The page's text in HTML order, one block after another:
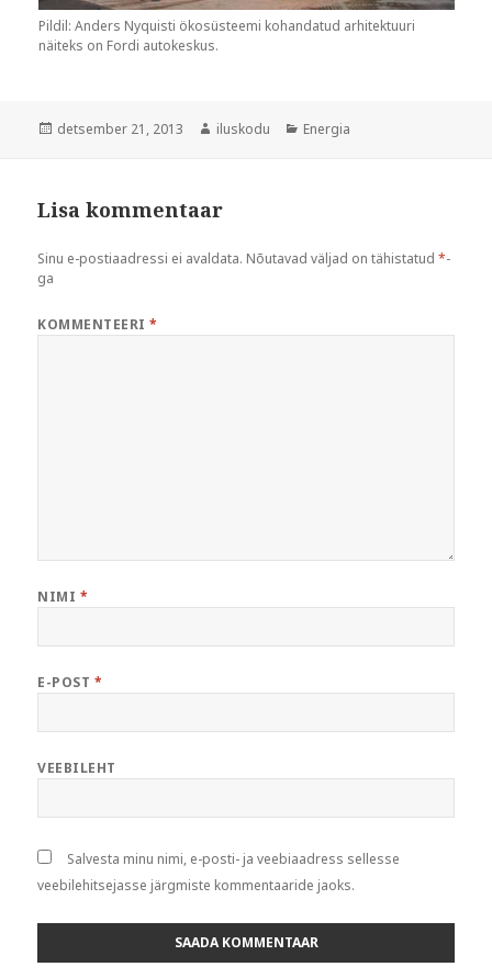
Pildil: Anders Nyquisti ökosüsteemi kohandatud arhitektuuri
näiteks on Fordi autokeskus.
Postitatud
detsember 21, 2013 Autor
iluskodu Rubriigid
Energia
Lisa kommentaar
Sinu e-postiaadressi ei avaldata. Nõutavad väljad on tähistatud*-
ga
KOMMENTEERI*
NIMI *
E-POST *
VEEBILEHT
Salvesta minu nimi, e-posti- ja veebiaadress sellesse
veebilehitsejasse järgmiste kommentaaride jaoks.